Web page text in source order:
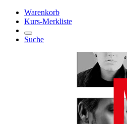
Warenkorb
Kurs-Merkliste
Suche